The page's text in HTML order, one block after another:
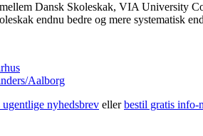
mellem Dansk Skoleskak, VIA University
endnu bedre og mere systematisk
Aalborg
ugentlige nyhedsbrev ellerbestil gratis info-